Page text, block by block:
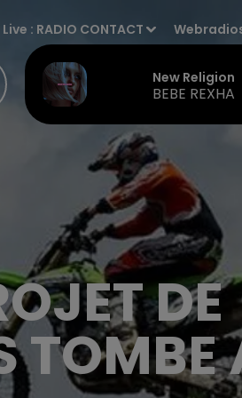
Live : RADIO CONTACT
New Religion
BEBE REXHA
DE
TOMBE